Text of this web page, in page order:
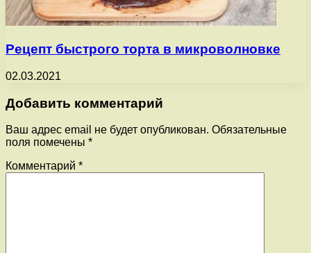
Рецепт быстрого торта в микроволновке
02.03.2021
Добавить комментарий
Ваш адрес email не будет опубликован. Обязательные
поля помечены *
Комментарий *